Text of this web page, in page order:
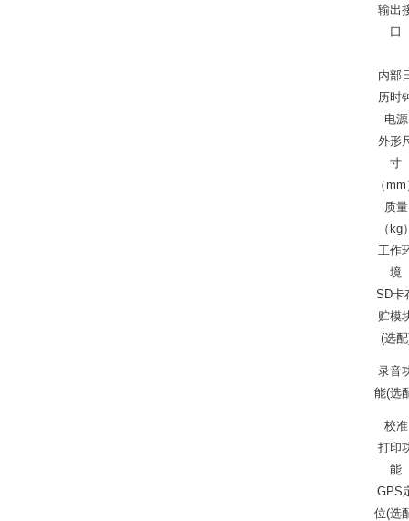
输出
口
内部
历时
电源
外形
寸
（
质量
（kg
工作
境
SD卡
贮模
(选
录音
能(选
校准
打印
能
GPS
位(选